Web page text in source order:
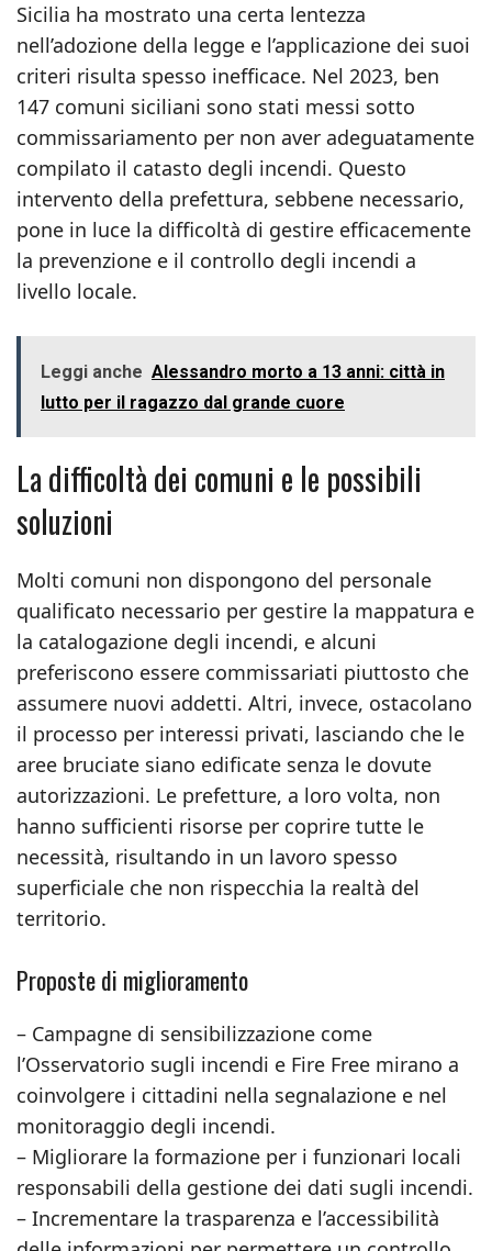
Sicilia ha mostrato una certa lentezza
nell’adozione della legge e l’applicazione dei suoi
criteri risulta spesso inefficace. Nel 2023, ben
147 comuni siciliani sono stati messi sotto
commissariamento per non aver adeguatamente
compilato il catasto degli incendi. Questo
intervento della prefettura, sebbene necessario,
pone in luce la difficoltà di gestire efficacemente
la prevenzione e il controllo degli incendi a
livello locale.
Leggi anche Alessandro morto a 13 anni: città in
lutto per il ragazzo dal grande cuore
La difficoltà dei comuni e le possibili
soluzioni
Molti comuni non dispongono del personale
qualificato necessario per gestire la mappatura e
la catalogazione degli incendi, e alcuni
preferiscono essere commissariati piuttosto che
assumere nuovi addetti. Altri, invece, ostacolano
il processo per interessi privati, lasciando che le
aree bruciate siano edificate senza le dovute
autorizzazioni. Le prefetture, a loro volta, non
hanno sufficienti risorse per coprire tutte le
necessità, risultando in un lavoro spesso
superficiale che non rispecchia la realtà del
territorio.
Proposte di miglioramento
– Campagne di sensibilizzazione come
l’Osservatorio sugli incendi e Fire Free mirano a
coinvolgere i cittadini nella segnalazione e nel
monitoraggio degli incendi.
– Migliorare la formazione per i funzionari locali
responsabili della gestione dei dati sugli incendi.
– Incrementare la trasparenza e l’accessibilità